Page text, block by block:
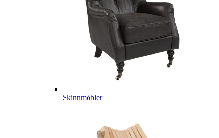
Skinnmöbler